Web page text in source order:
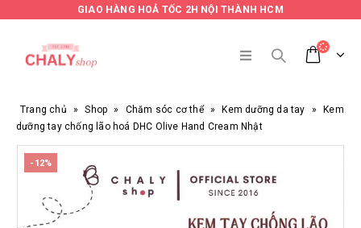
GIAO HÀNG HOẢ TỐC 2H NỘI THÀNH HCM
Trang chủ » Shop » Chăm sóc cơ thể » Kem dưỡng da tay »
Kem
dưỡng tay chống lão hoá DHC Olive Hand Cream Nhật
-12%